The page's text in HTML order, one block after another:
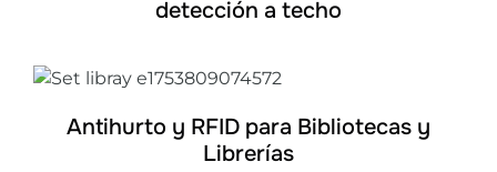
detección a techo
DETALLES
Antihurto y RFID para Bibliotecas y
Librerías